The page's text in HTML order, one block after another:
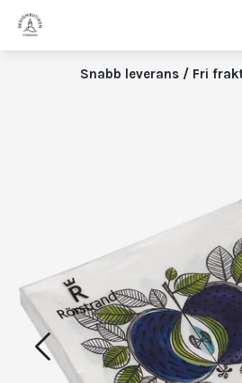
Snabb leverans / Fri